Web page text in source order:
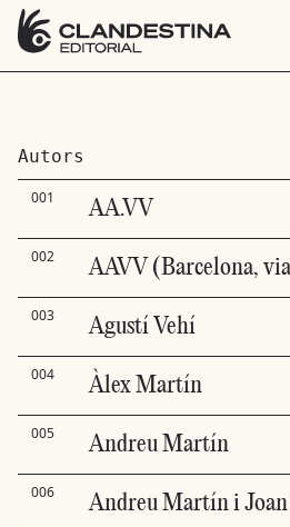
Autors
001 AA.VV
002
003 Agustí Vehí
004 Àlex Martín
005 Andreu Martín
006 Andreu Martín i